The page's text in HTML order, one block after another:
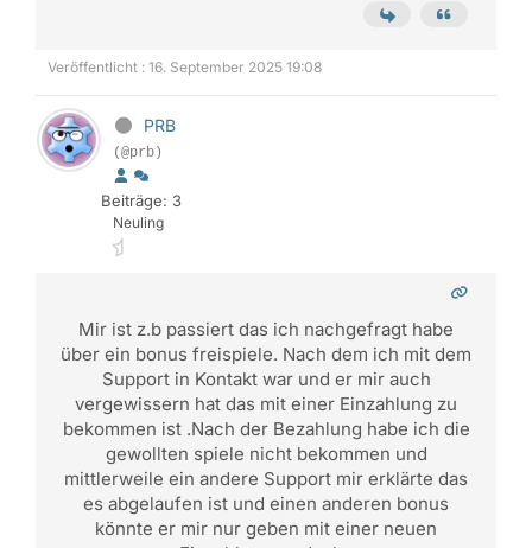
Veröffentlicht : 16. September 2025 19:08
PRB
(@prb)
Beiträge: 3
Neuling
Mir ist z.b passiert das ich nachgefragt habe
über ein bonus freispiele. Nach dem ich mit dem
Support in Kontakt war und er mir auch
vergewissern hat das mit einer Einzahlung zu
bekommen ist .Nach der Bezahlung habe ich die
gewollten spiele nicht bekommen und
mittlerweile ein andere Support mir erklärte das
es abgelaufen ist und einen anderen bonus
könnte er mir nur geben mit einer neuen